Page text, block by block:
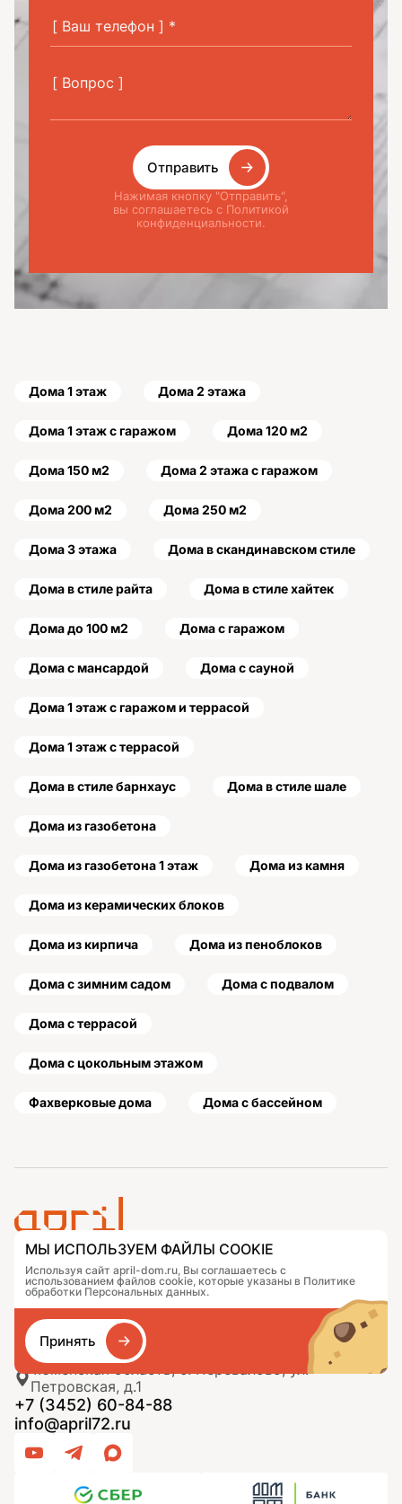
Отправить
Нажимая кнопку "Отправить",
вы соглашаетесь с Политикой
конфиденциальности.
Дома 1 этаж Дома 2 этажа
Дома 1 этаж с гаражом Дома 120 м2
Дома 150 м2 Дома 2 этажа с гаражом
Дома 200 м2 Дома 250 м2
Дома 3 этажа Дома в скандинавском стиле
Дома в стиле райта Дома в стиле хайтек
Дома до 100 м2 Дома с гаражом
Дома с мансардой Дома с сауной
Дома 1 этаж с гаражом и террасой
Дома 1 этаж с террасой
Дома в стиле барнхаус Дома в стиле шале
Дома из газобетона
Дома из газобетона 1 этаж Дома из камня
Дома из керамических блоков
Дома из кирпича Дома из пеноблоков
Дома с зимним садом Дома с подвалом
Дома с террасой
Дома с цокольным этажом
Фахверковые дома Дома с бассейном
Проекты
Подобрать дом
Портфолио
О компании
Сравнение
Контакты
Журнал
Как заказать
Тюменская область, с. Перевалово, ул.
Петровская, д.1
+7 (3452) 60-84-88
info@april72.ru
МЫ ИСПОЛЬЗУЕМ ФАЙЛЫ COOKIE
Используя сайт april-dom.ru, Вы соглашаетесь с
использованием файлов cookie, которые указаны в Политике
обработки Персональных данных.
Принять